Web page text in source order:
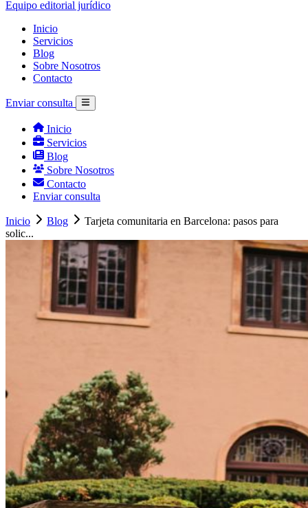
Equipo editorial jurídico
Inicio
Servicios
Blog
Sobre Nosotros
Contacto
Enviar consulta
Inicio
Servicios
Blog
Sobre Nosotros
Contacto
Enviar consulta
Inicio Blog
Tarjeta comunitaria en Barcelona: pasos para
solic...